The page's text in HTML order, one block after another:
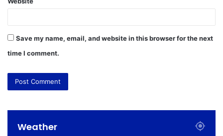
Save my name, email, and website in this browser for the next
time I comment.
Weather